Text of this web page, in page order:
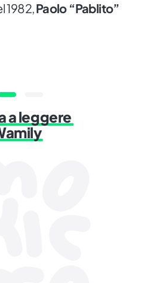
1982,Paolo “Pablito”
a leggere